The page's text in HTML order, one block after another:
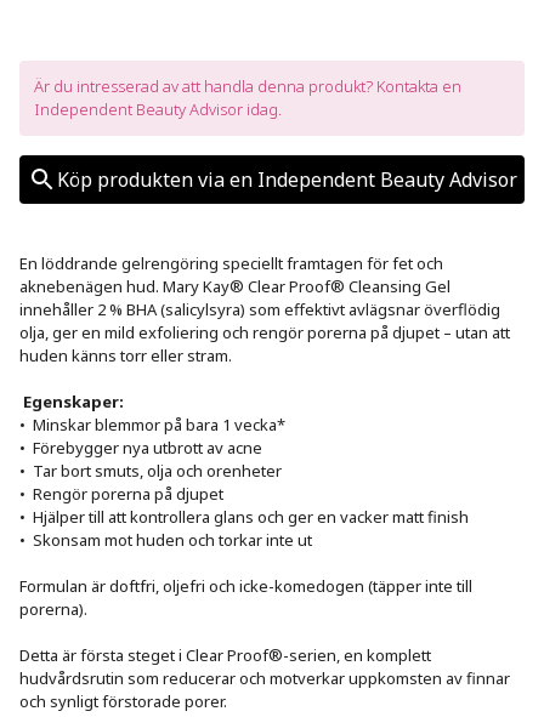
Är du intresserad av att handla denna produkt? Kontakta en
Independent Beauty Advisor idag.
Köp produkten via en Independent Beauty Advisor
En löddrande gelrengöring speciellt framtagen för fet och
aknebenägen hud. Mary Kay® Clear Proof® Cleansing Gel
innehåller 2 % BHA (salicylsyra) som effektivt avlägsnar överflödig
olja, ger en mild exfoliering och rengör porerna på djupet – utan att
huden känns torr eller stram.
Egenskaper:
•  Minskar blemmor på bara 1 vecka*
•  Förebygger nya utbrott av acne
•  Tar bort smuts, olja och orenheter
•  Rengör porerna på djupet
•  Hjälper till att kontrollera glans och ger en vacker matt finish
•  Skonsam mot huden och torkar inte ut
Formulan är doftfri, oljefri och icke-komedogen (täpper inte till
porerna).
Detta är första steget i Clear Proof®-serien, en komplett
hudvårdsrutin som reducerar och motverkar uppkomsten av finnar
och synligt förstorade porer.